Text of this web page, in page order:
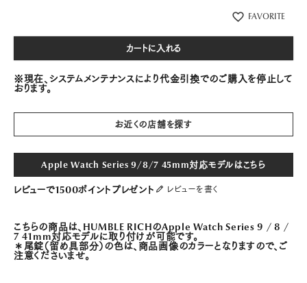
FAVORITE
カートに入れる
※現在、システムメンテナンスにより代金引換でのご購入を停止して
おります。
お近くの店舗を探す
Apple Watch Series 9/8/7 45mm対応モデルはこちら
レビューで1500ポイントプレゼント レビューを書く
こちらの商品は、HUMBLE RICHのApple Watch Series 9 / 8 /
7 41mm対応モデルに取り付けが可能です。
＊尾錠（留め具部分）の色は、商品画像のカラーとなりますので、ご
注意くださいませ。